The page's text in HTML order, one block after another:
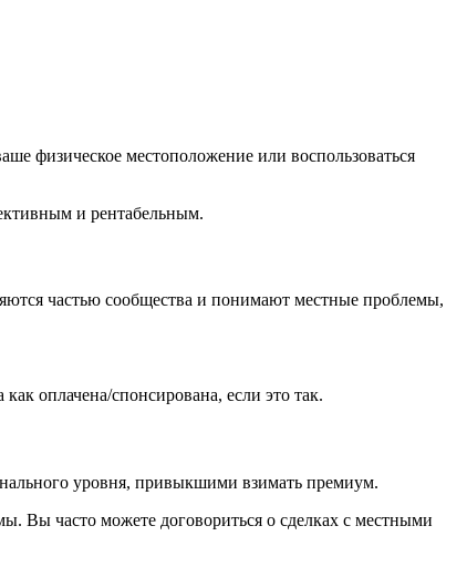
физическое местоположение или воспользоваться
и рентабельным.
частью сообщества и понимают местные проблемы,
оплачена/спонсирована, если это так.
уровня, привыкшими взимать премиум.
Вы часто можете договориться о сделках с местными